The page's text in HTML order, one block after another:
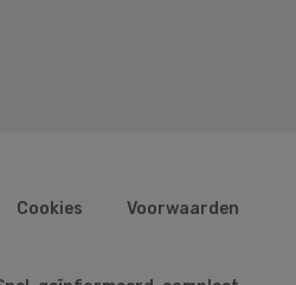
Cookies Voorwaarden